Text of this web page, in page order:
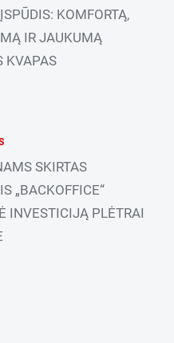
KOMFORTĄ,
IR JAUKUMĄ
KVAPAS
SKIRTAS
„BACKOFFICE“
INVESTICIJĄ PLĖTRAI